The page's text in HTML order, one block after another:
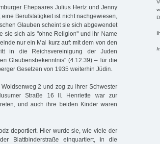
Ehepaares Julius Hertz und Jenny
Berufstätigkeit ist nicht nachgewiesen,
Glauben scheint sie sich abgewendet
sie sich als "ohne Religion" und ihr Name
nur ein Mal kurz auf: mit dem von den
in die Reichsvereinigung der Juden
Glaubensbekenntnis" (4.12.39) – für die
Gesetzen von 1935 weiterhin Jüdin.
2 und zog zu ihrer Schwester
Straße 16 II. Henriette war zur
und auch ihre beiden Kinder waren
deportiert. Hier wurde sie, wie viele der
Blattbinderstraße einquartiert, in die